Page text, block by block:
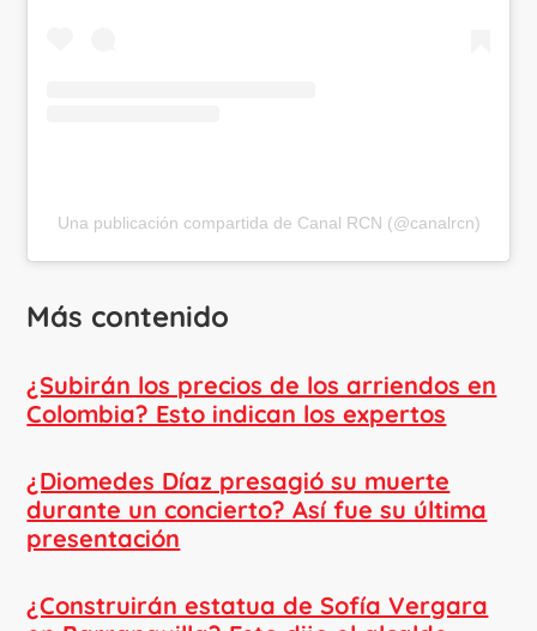
Una publicación compartida de Canal RCN (@canalrcn)
Más contenido
¿Subirán los precios de los arriendos en
Colombia? Esto indican los expertos
¿Diomedes Díaz presagió su muerte
durante un concierto? Así fue su última
presentación
¿Construirán estatua de Sofía Vergara